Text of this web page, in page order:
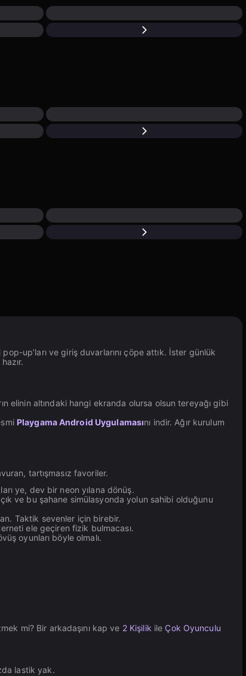
up’ları ve giriş duvarlarını çöpe attık. İster günlük
elinin altındaki hangi ekranda olursa olsun tereyağı gibi
Playgama Android Uygulamasını indir. Ağır kurulum
tartışmasız favoriler.
ye, dev bir neon yılana dönüş.
çık ve bu şahane simülasyonda yolun sahibi olduğunu
Taktik sevenler için birebir.
ele geçiren fizik bulmacası.
oyunları böyle olmalı.
mi? Bir arkadaşını kap ve 2 Kişilik ile Çok Oyunculu
lastik yak.